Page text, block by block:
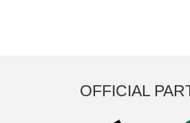
OFFICIAL